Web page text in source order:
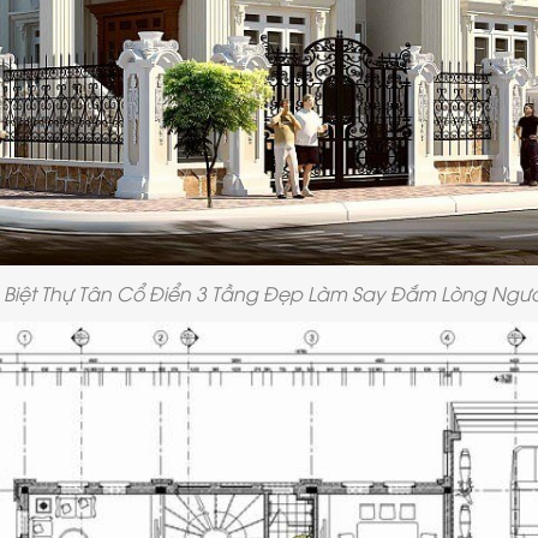
Thự Tân Cổ Điển 3 Tầng Đẹp Làm Say Đắm Lòng